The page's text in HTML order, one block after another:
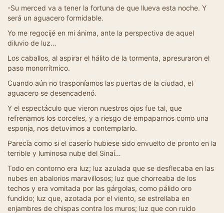
-Su merced va a tener la fortuna de que llueva esta noche. Y
será un aguacero formidable.
Yo me regocijé en mi ánima, ante la perspectiva de aquel
diluvio de luz…
Los caballos, al aspirar el hálito de la tormenta, apresuraron el
paso monorrítmico.
Cuando aún no trasponíamos las puertas de la ciudad, el
aguacero se desencadenó.
Y el espectáculo que vieron nuestros ojos fue tal, que
refrenamos los corceles, y a riesgo de empaparnos como una
esponja, nos detuvimos a contemplarlo.
Parecía como si el caserío hubiese sido envuelto de pronto en la
terrible y luminosa nube del Sinaí…
Todo en contorno era luz; luz azulada que se desflecaba en las
nubes en abalorios maravillosos; luz que chorreaba de los
techos y era vomitada por las gárgolas, como pálido oro
fundido; luz que, azotada por el viento, se estrellaba en
enjambres de chispas contra los muros; luz que con ruido